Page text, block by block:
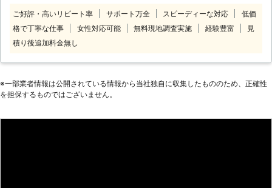
駐車場の雪かき、除雪から屋根の雪下
ろしまで承っています。多様に対応で
保だけお願い」といったご要望も承り
ます。 排雪もおこなっているため、
ックへの詰め込み、融雪機を使ってそ
ご好評・高いリピート率 サポート万全 スピーディーな対応
低価
格で丁寧な仕事
女性対応可能 無料現地調査実施 経験豊富
見
積り後追加料金無し
※⼀部業者情報は公開されている情報から当社独⾃に収集したもののため、正確性
を担保するものではございません。